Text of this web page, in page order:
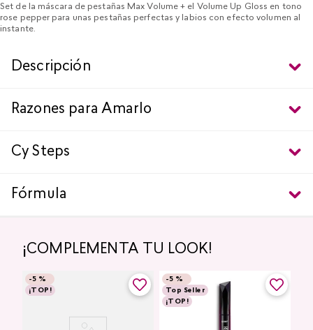
Set de la máscara de pestañas Max Volume + el Volume Up Gloss en tono
rose pepper para unas pestañas perfectas y labios con efecto volumen al
instante.
Descripción
Razones para Amarlo
Cy Steps
Fórmula
¡COMPLEMENTA TU LOOK!
-5 %
¡TOP!
-5 %
Top Seller
¡TOP!